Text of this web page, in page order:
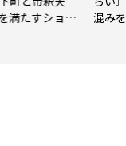
満たすショー
混み